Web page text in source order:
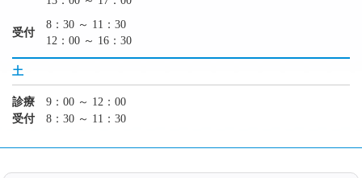
受付
8：30 ～ 11：30
12：00 ～ 16：30
土
診療
9：00 ～ 12：00
受付
8：30 ～ 11：30